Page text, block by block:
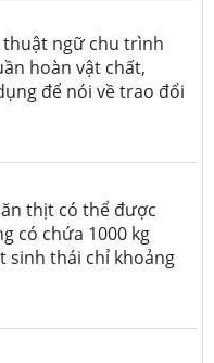
thuật ngữ chu trình
hoàn vật chất,
để nói về trao đổi
thịt có thể được
có chứa 1000 kg
sinh thái chỉ khoảng